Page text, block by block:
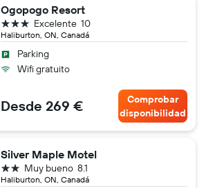
Ogopogo Resort
Haliburton, ON, Canadá
10
Excelente
3 estrellas
Parking
Wifi gratuito
Desde 269 €
Comprobar
disponibilidad
Silver Maple Motel
Haliburton, ON, Canadá
8.1
Muy bueno
2 estrellas